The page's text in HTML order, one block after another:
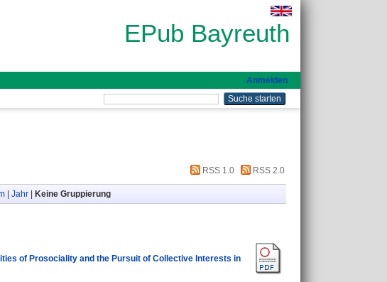
EPub Bayreuth
Anmelden
RSS 1.0 RSS 2.0
Jahr Keine Gruppierung
of Prosociality and the Pursuit of Collective Interests in